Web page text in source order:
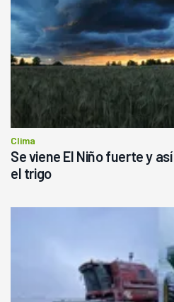
Clima
Se viene El Niño fuerte y
el trigo